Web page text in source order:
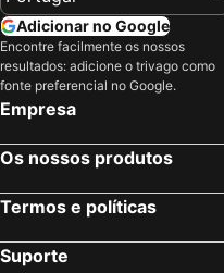
Adicionar no Google
Encontre facilmente os nossos
resultados: adicione o trivago como
fonte preferencial no Google.
Empresa
Os nossos produtos
Termos e políticas
Suporte